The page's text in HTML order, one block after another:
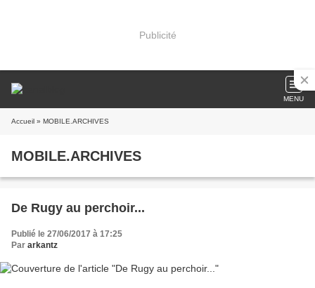
Publicité
MENU
Accueil » MOBILE.ARCHIVES
MOBILE.ARCHIVES
De Rugy au perchoir...
Publié le 27/06/2017 à 17:25
Par arkantz